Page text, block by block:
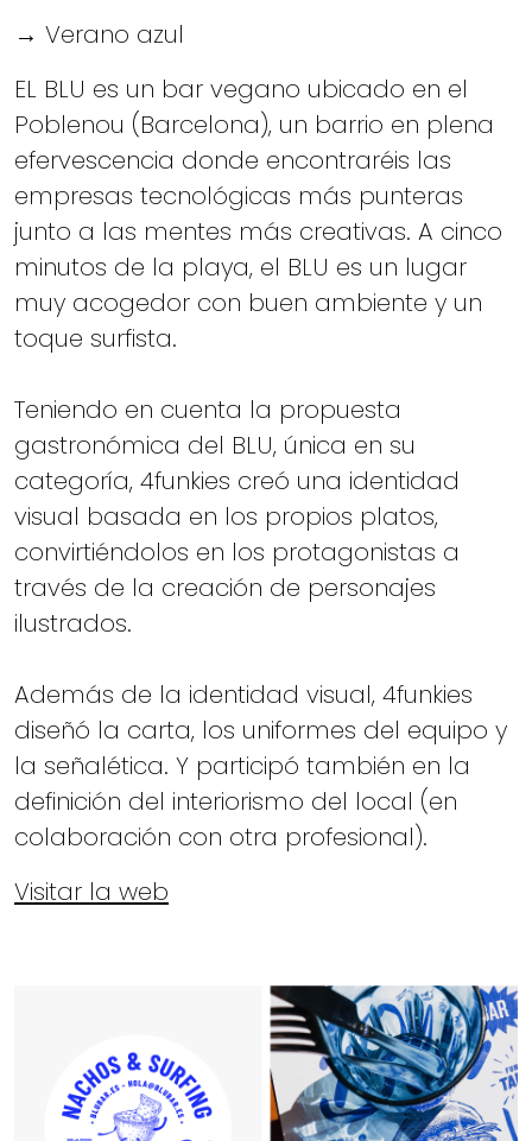
→ Verano azul
EL BLU es un bar vegano ubicado en el
Poblenou (Barcelona), un barrio en plena
efervescencia donde encontraréis las
empresas tecnológicas más punteras
junto a las mentes más creativas. A cinco
minutos de la playa, el BLU es un lugar
muy acogedor con buen ambiente y un
toque surfista.
Teniendo en cuenta la propuesta
gastronómica del BLU, única en su
categoría, 4funkies creó una identidad
visual basada en los propios platos,
convirtiéndolos en los protagonistas a
través de la creación de personajes
ilustrados.
Además de la identidad visual, 4funkies
diseñó la carta, los uniformes del equipo y
la señalética. Y participó también en la
definición del interiorismo del local (en
colaboración con otra profesional).
Visitar la web